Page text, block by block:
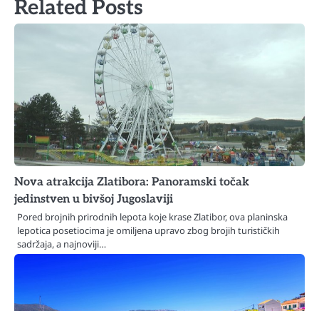
Related Posts
Nova atrakcija Zlatibora: Panoramski točak
jedinstven u bivšoj Jugoslaviji
Pored brojnih prirodnih lepota koje krase Zlatibor, ova planinska
lepotica posetiocima je omiljena upravo zbog brojih turističkih
sadržaja, a najnoviji…